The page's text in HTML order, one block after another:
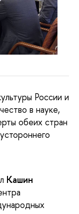
России и
в науке,
обеих стран
Кашин